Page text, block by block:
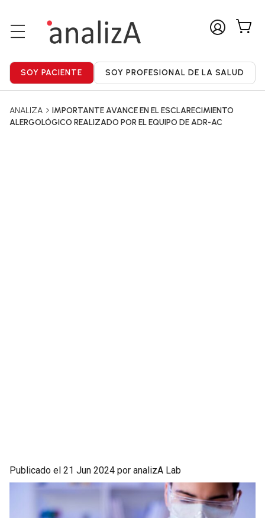
ANALIZA
IMPORTANTE AVANCE EN EL ESCLARECIMIENTO
ALERGOLÓGICO REALIZADO POR EL EQUIPO DE ADR-AC
Publicado el 21 Jun 2024 por analizA Lab